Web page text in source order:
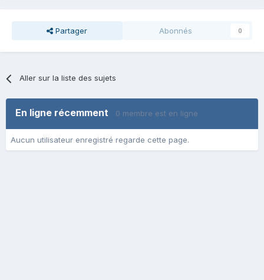
Partager Abonnés 0
Aller sur la liste des sujets
En ligne récemment 0 membre est en ligne
Aucun utilisateur enregistré regarde cette page.